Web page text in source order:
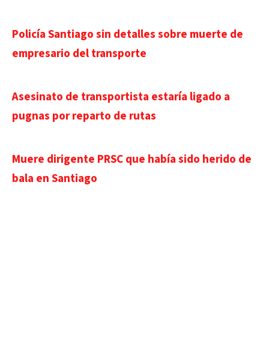
Policía Santiago sin detalles sobre muerte de
empresario del transporte
Asesinato de transportista estaría ligado a
pugnas por reparto de rutas
Muere dirigente PRSC que había sido herido de
bala en Santiago